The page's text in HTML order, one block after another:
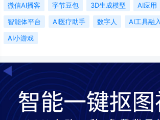
微信AI播客
字节豆包 3D生成模型 AI应用
智能体平台
AI医疗助手 数字人 AI工具融
AI小游戏